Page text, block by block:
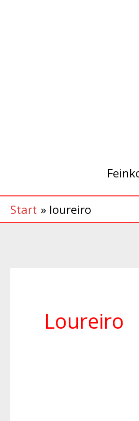
Start loureiro
Loureiro